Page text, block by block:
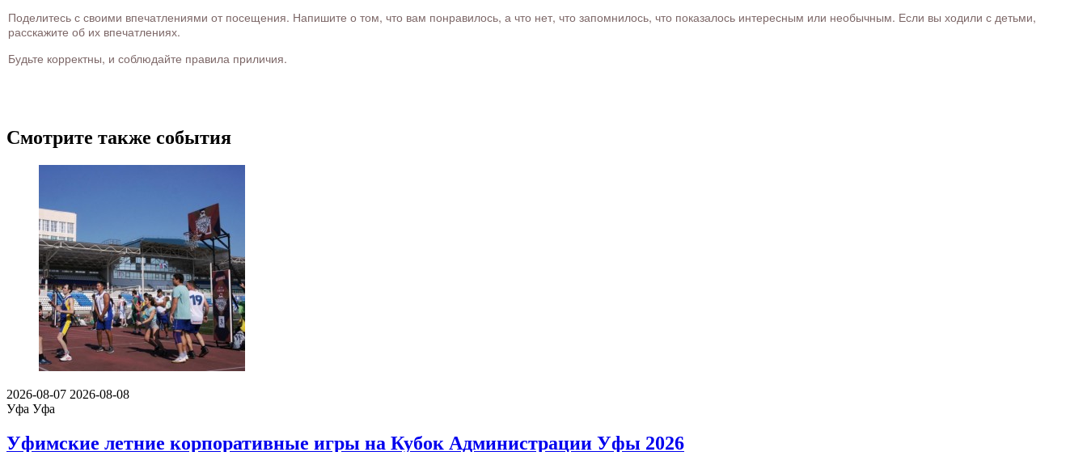
Поделитесь с своими впечатлениями от посещения. Напишите о том, что вам понравилось, а что нет, что запомнилось, что показалось интересным или необычным. Если вы ходили с детьми,
расскажите об их впечатлениях.
Будьте корректны, и соблюдайте правила приличия.
Смотрите также события
2026-08-07 2026-08-08
Уфа Уфа
Уфимские летние корпоративные игры на Кубок Администрации Уфы 2026